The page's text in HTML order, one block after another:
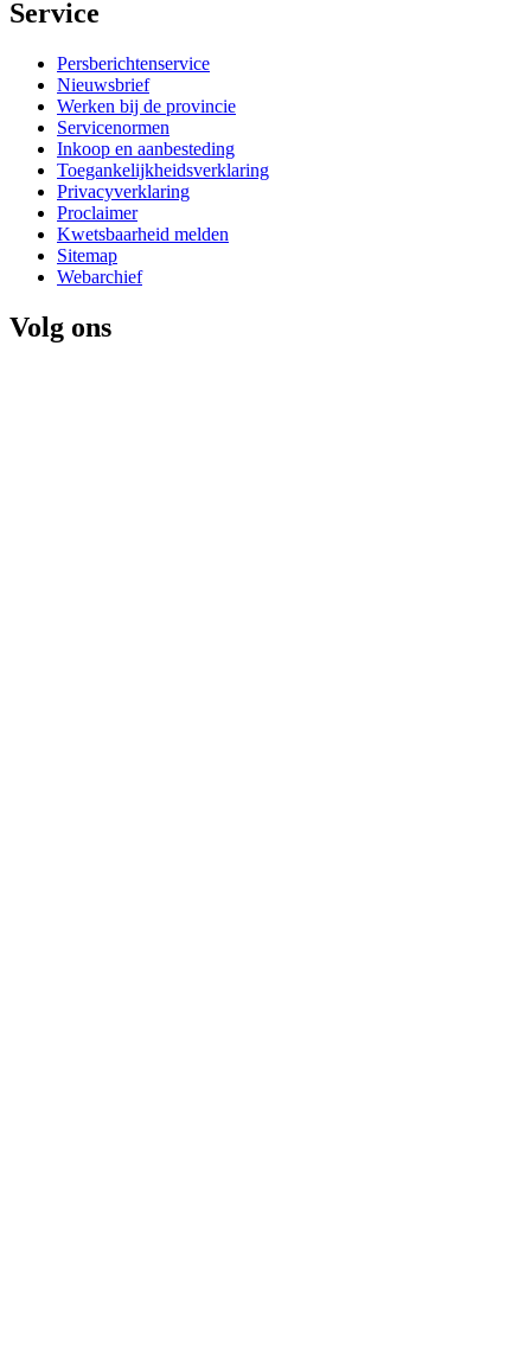
Service
Persberichtenservice
Nieuwsbrief
Werken bij de provincie
Servicenormen
Inkoop en aanbesteding
Toegankelijkheidsverklaring
Privacyverklaring
Proclaimer
Kwetsbaarheid melden
Sitemap
Webarchief
Volg ons